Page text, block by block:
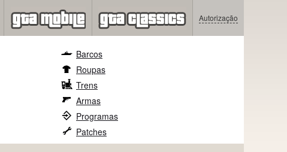
Autorização
Barcos
Roupas
Trens
Armas
Programas
Patches